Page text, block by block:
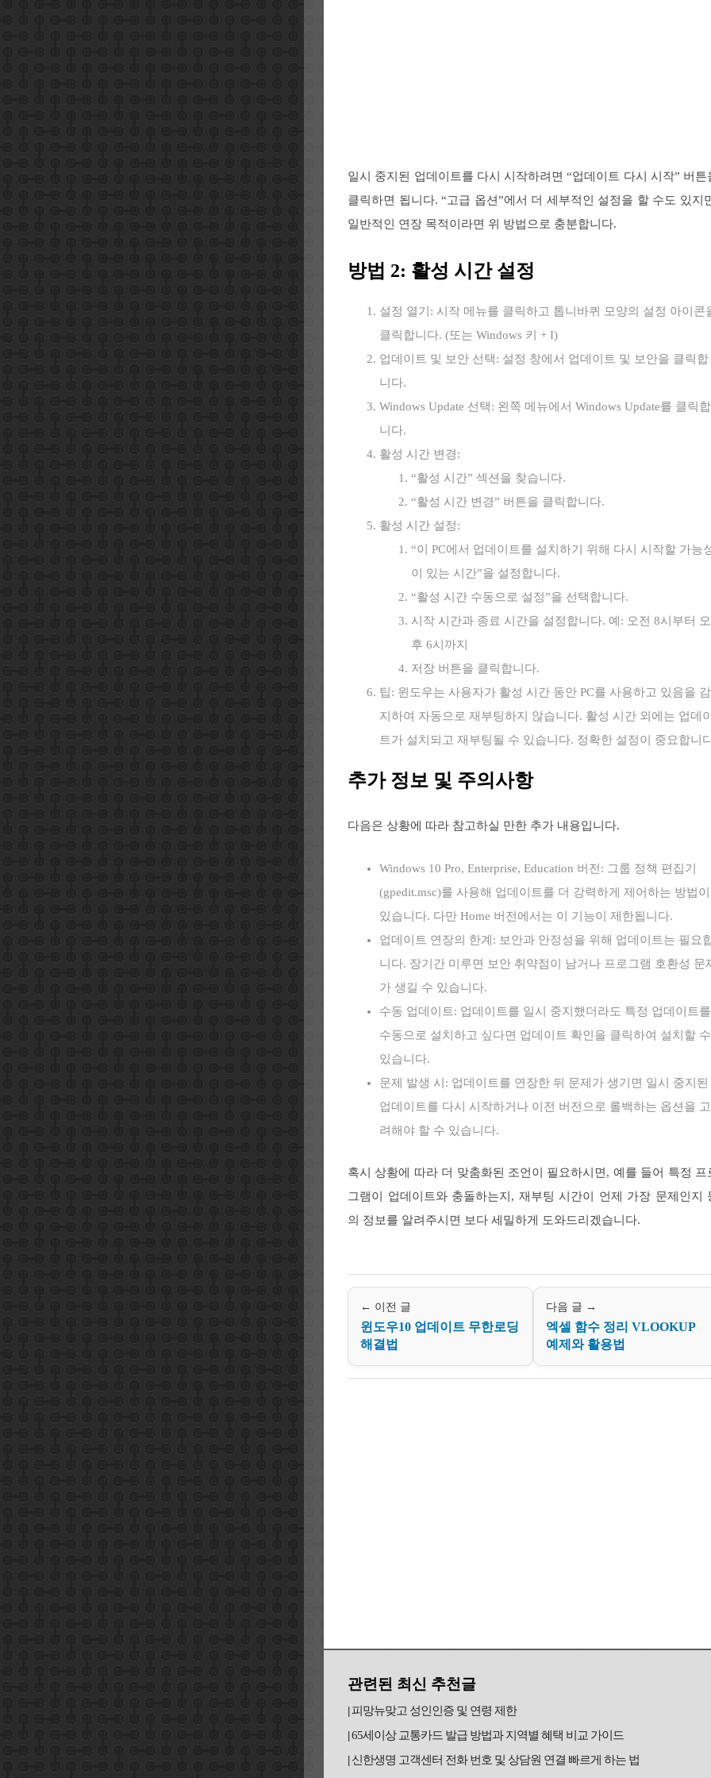
일시 중지된 업데이트를 다시 시작하려면 “업데이트 다시 시작” 버튼
클릭하면 됩니다. “고급 옵션”에서 더 세부적인 설정을 할 수도 있지
일반적인 연장 목적이라면 위 방법으로 충분합니다.
방법 2: 활성 시간 설정
설정 열기: 시작 메뉴를 클릭하고 톱니바퀴 모양의 설정 아이콘
클릭합니다. (또는 Windows 키 + I)
업데이트 및 보안 선택: 설정 창에서 업데이트 및 보안을 클릭합
니다.
Windows Update 선택: 왼쪽 메뉴에서 Windows Update를 클릭합
니다.
활성 시간 변경:
“활성 시간” 섹션을 찾습니다.
“활성 시간 변경” 버튼을 클릭합니다.
활성 시간 설정:
“이 PC에서 업데이트를 설치하기 위해 다시 시작할 가능
이 있는 시간”을 설정합니다.
“활성 시간 수동으로 설정”을 선택합니다.
시작 시간과 종료 시간을 설정합니다. 예: 오전 8시부터 오
후 6시까지
저장 버튼을 클릭합니다.
팁: 윈도우는 사용자가 활성 시간 동안 PC를 사용하고 있음을 감
지하여 자동으로 재부팅하지 않습니다. 활성 시간 외에는 업데
트가 설치되고 재부팅될 수 있습니다. 정확한 설정이 중요합니
추가 정보 및 주의사항
다음은 상황에 따라 참고하실 만한 추가 내용입니다.
Windows 10 Pro, Enterprise, Education 버전: 그룹 정책 편집기
(gpedit.msc)를 사용해 업데이트를 더 강력하게 제어하는 방법이
있습니다. 다만 Home 버전에서는 이 기능이 제한됩니다.
업데이트 연장의 한계: 보안과 안정성을 위해 업데이트는 필요
니다. 장기간 미루면 보안 취약점이 남거나 프로그램 호환성 문
가 생길 수 있습니다.
수동 업데이트: 업데이트를 일시 중지했더라도 특정 업데이트를
수동으로 설치하고 싶다면 업데이트 확인을 클릭하여 설치할 수
있습니다.
문제 발생 시: 업데이트를 연장한 뒤 문제가 생기면 일시 중지된
업데이트를 다시 시작하거나 이전 버전으로 롤백하는 옵션을 고
려해야 할 수 있습니다.
혹시 상황에 따라 더 맞춤화된 조언이 필요하시면, 예를 들어 특정 프
그램이 업데이트와 충돌하는지, 재부팅 시간이 언제 가장 문제인지
의 정보를 알려주시면 보다 세밀하게 도와드리겠습니다.
← 이전 글
윈도우10 업데이트 무한로딩
해결법
다음 글 →
엑셀 함수 정리 VLOOKUP
예제와 활용법
관련된 최신 추천글
피망뉴맞고 성인인증 및 연령 제한
65세이상 교통카드 발급 방법과 지역별 혜택 비교 가이드
신한생명 고객센터 전화 번호 및 상담원 연결 빠르게 하는 법